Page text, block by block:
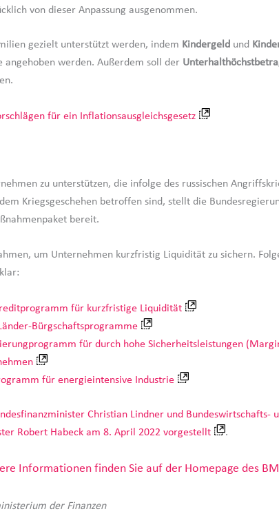
von dieser Anpassung ausgenommen.
gezielt unterstützt werden, indem Kindergeld und
angehoben werden. Außerdem soll der
für ein Inflationsausgleichsgesetz
zu unterstützen, die infolge des russischen
Kriegsgeschehen betroffen sind, stellt die
bereit.
um Unternehmen kurzfristig Liquidität zu sichern.
für kurzfristige Liquidität
Bürgschaftsprogramme
für durch hohe Sicherheitsleistungen
für energieintensive Industrie
Christian Lindner und Bundeswirtschafts-
Robert Habeck am 8. April 2022 vorgestellt
.
Informationen finden Sie auf der Homepage des
der Finanzen